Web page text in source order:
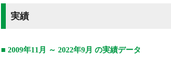
実績
■ 2009年11月 ～ 2022年9月 の実績データ